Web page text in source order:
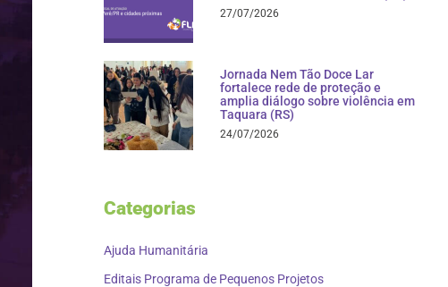
27/07/2026
Jornada Nem Tão Doce Lar
fortalece rede de proteção e
amplia diálogo sobre violência em
Taquara (RS)
24/07/2026
Categorias
Ajuda Humanitária
Editais Programa de Pequenos Projetos